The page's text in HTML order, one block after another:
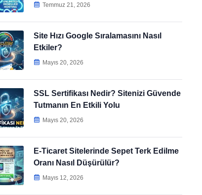
Temmuz 21, 2026
Site Hızı Google Sıralamasını Nasıl
Etkiler?
Mayıs 20, 2026
SSL Sertifikası Nedir? Sitenizi Güvende
Tutmanın En Etkili Yolu
Mayıs 20, 2026
E-Ticaret Sitelerinde Sepet Terk Edilme
Oranı Nasıl Düşürülür?
Mayıs 12, 2026